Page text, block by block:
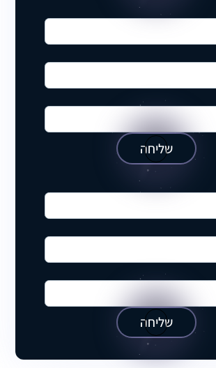
שליחה
שליחה